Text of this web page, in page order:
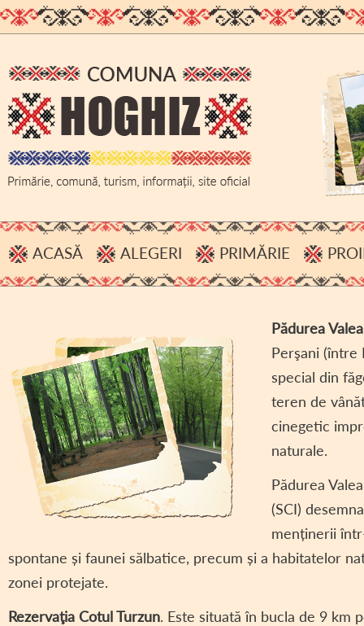
ACASĂ ALEGERI
PROCESE VERBALE, INFORMĂRI
PRIMĂRIE
ADMINISTRAȚIE
ACHIZIȚII PUBLICE
DECLARAȚII DE
CONSILIUL LOCAL
REGULAMENT
ASISTENȚĂ
COMITET LOCAL
INFORMAȚII
Pădurea
Perşani (între
special din
teren de
cinegetic
naturale.
Pădurea
(SCI)
menținerii
spontane și faunei sălbatice, precum și a habitatelor
zonei protejate.
Rezervaţia Cotul Turzun. Este situată în bucla de 9 km